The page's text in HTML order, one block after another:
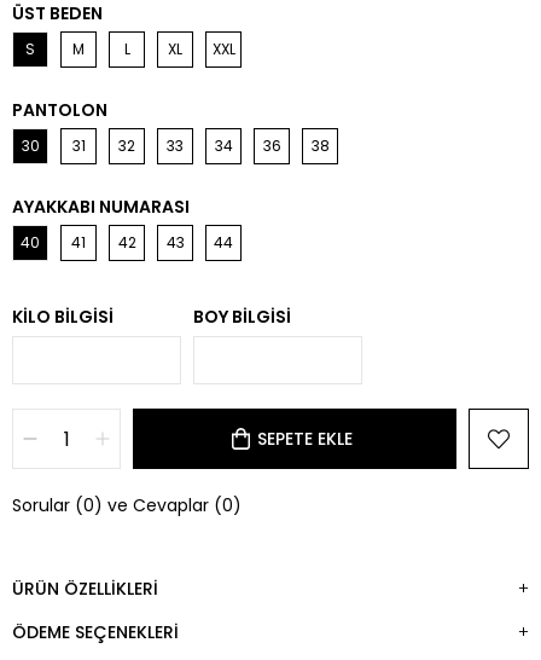
ÜST BEDEN
S M L XL XXL
PANTOLON
30 31 32 33 34 36 38
AYAKKABI NUMARASI
40 41 42 43 44
KILO BILGISI BOY BILGISI
Sorular (0) ve Cevaplar (0)
ÜRÜN ÖZELLIKLERI
ÖDEME SEÇENEKLERI